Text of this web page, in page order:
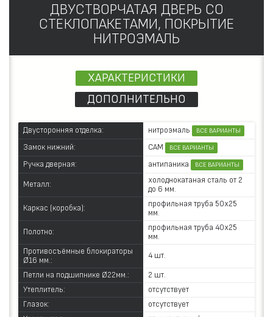
ДВУСТВОРЧАТАЯ ДВЕРЬ СО
СТЕКЛОПАКЕТАМИ, ПОКРЫТИЕ
НИТРОЭМАЛЬ
ХАРАКТЕРИСТИКИ
ДОПОЛНИТЕЛЬНО
Двусторонняя отделка: нитроэмаль ВСЕ ВАРИАНТЫ
Замок нижний: САМ ВСЕ ВАРИАНТЫ
Ручка дверная: антипаника ВСЕ ВАРИАНТЫ
Металл:
холоднокатаная сталь от 2
до 6 мм.
Каркас (коробка):
профильная труба 50х25
мм.
Полотно:
профильная труба 40х25
мм.
Противосъёмные блокираторы
Ø16 мм.:
4 шт.
Петли на подшипнике Ø22мм.:
2 шт.
Утеплитель:
отсутствует
Глазок:
отсутствует